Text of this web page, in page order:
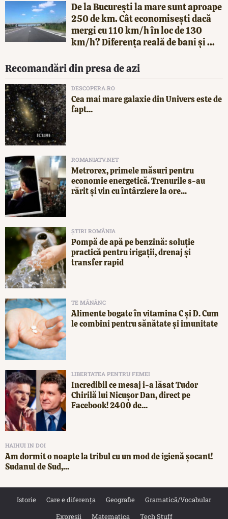
De la București la mare sunt aproape
250 de km. Cât economisești dacă
mergi cu 110 km/h în loc de 130
km/h? Diferența reală de bani și ...
Recomandări din presa de azi
DESCOPERA.RO
Cea mai mare galaxie din Univers este de
fapt...
ROMANIATV.NET
Metrorex, primele măsuri pentru
economie energetică. Trenurile s-au
rărit și vin cu întârziere la ore...
ȘTIRI ROMÂNIA
Pompă de apă pe benzină: soluție
practică pentru irigații, drenaj și
transfer rapid
TE MĂNÂNC
Alimente bogate în vitamina C și D. Cum
le combini pentru sănătate și imunitate
LIBERTATEA PENTRU FEMEI
Incredibil ce mesaj i-a lăsat Tudor
Chirilă lui Nicușor Dan, direct pe
Facebook! 2400 de...
HAIHUI IN DOI
Am dormit o noapte la tribul cu un mod de igienă șocant!
Sudanul de Sud,...
Istorie Care e diferența Geografie
Gramatică/Vocabular
Expresii
Matematica Tech Stuff